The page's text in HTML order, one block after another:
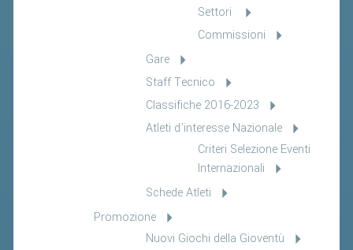
Settori
Commissioni
Gare
Staff Tecnico
Classifiche 2016-2023
Atleti d'interesse Nazionale
Criteri Selezione Eventi
Internazionali
Schede Atleti
Promozione
Nuovi Giochi della Gioventù